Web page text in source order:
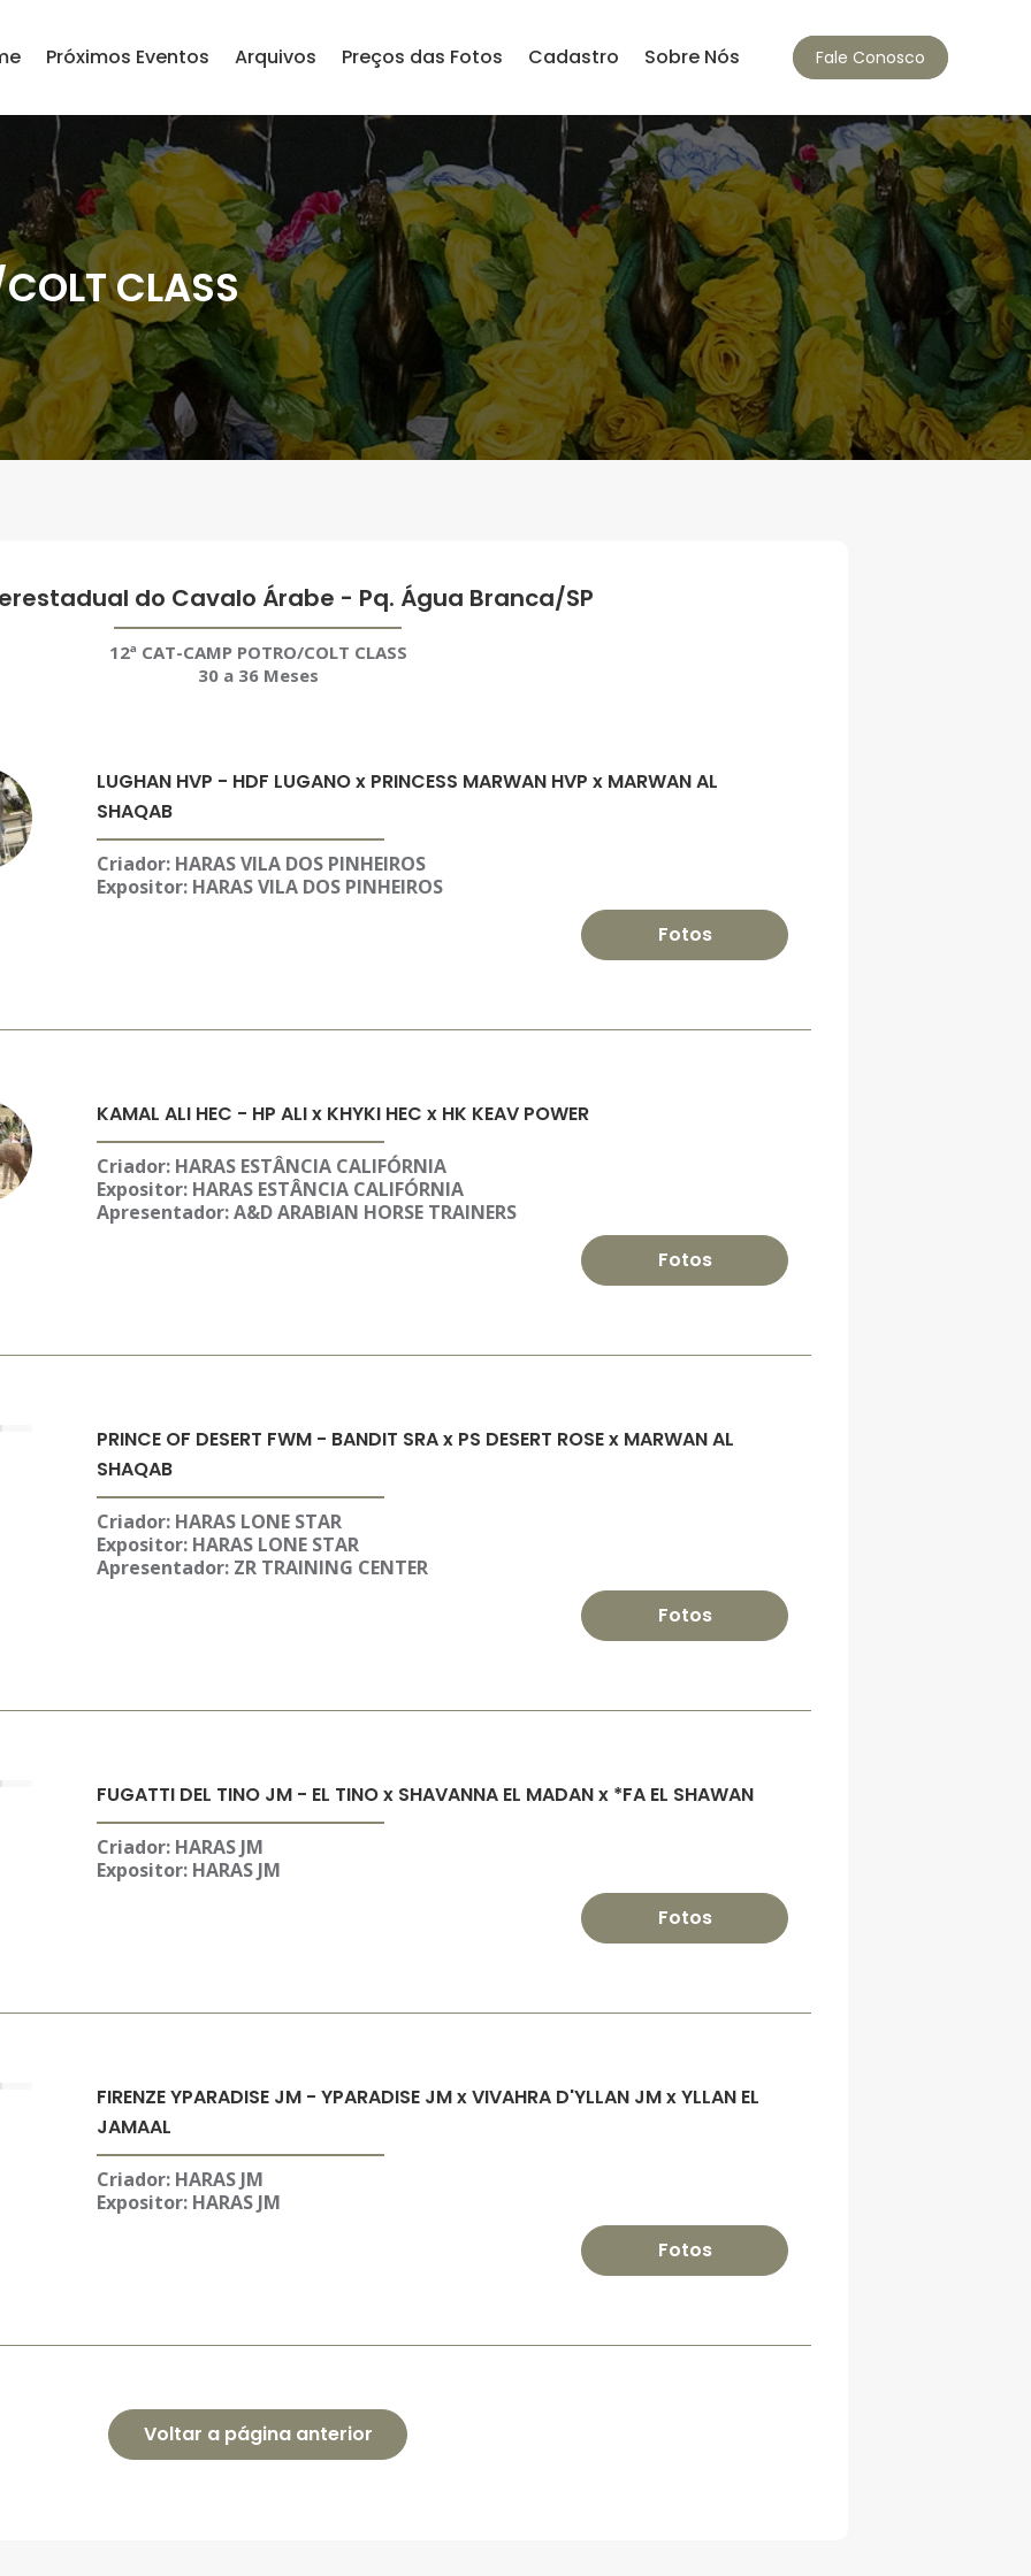
Próximos Eventos Arquivos Preços das Fotos Cadastro Sobre Nós Fale Conosco
CLASS
do Cavalo Árabe - Pq. Água Branca/SP
12ª CAT-CAMP POTRO/COLT CLASS
30 a 36 Meses
LUGHAN HVP - HDF LUGANO x PRINCESS MARWAN HVP x MARWAN AL
SHAQAB
Criador: HARAS VILA DOS PINHEIROS
Expositor: HARAS VILA DOS PINHEIROS
Fotos
KAMAL ALI HEC - HP ALI x KHYKI HEC x HK KEAV POWER
Criador: HARAS ESTÂNCIA CALIFÓRNIA
Expositor: HARAS ESTÂNCIA CALIFÓRNIA
Apresentador: A&D ARABIAN HORSE TRAINERS
Fotos
PRINCE OF DESERT FWM - BANDIT SRA x PS DESERT ROSE x MARWAN AL
SHAQAB
Criador: HARAS LONE STAR
Expositor: HARAS LONE STAR
Apresentador: ZR TRAINING CENTER
Fotos
FUGATTI DEL TINO JM - EL TINO x SHAVANNA EL MADAN x *FA EL SHAWAN
Criador: HARAS JM
Expositor: HARAS JM
Fotos
FIRENZE YPARADISE JM - YPARADISE JM x VIVAHRA D'YLLAN JM x YLLAN EL
JAMAAL
Criador: HARAS JM
Expositor: HARAS JM
Fotos
Voltar a página anterior